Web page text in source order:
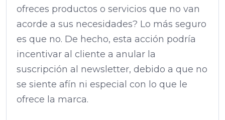
ofreces productos o servicios que no van
acorde a sus necesidades? Lo más seguro
es que no. De hecho, esta acción podría
incentivar al cliente a anular la
suscripción al newsletter, debido a que no
se siente afín ni especial con lo que le
ofrece la marca.